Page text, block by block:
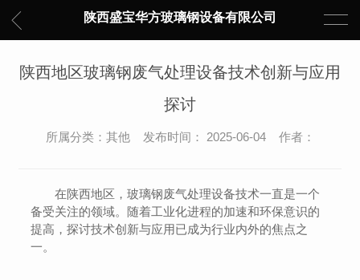
陕西盛宝华方玻璃钢设备有限公司
陕西地区玻璃钢废气处理设备技术创新与应用
探讨
所属分类：其他 发布时间： 2025-06-04 作者：
在陕西地区，玻璃钢废气处理设备技术一直是一个
备受关注的领域。随着工业化进程的加速和环保意识的
提高，探讨技术创新与应用已成为行业内外的焦点之
一。